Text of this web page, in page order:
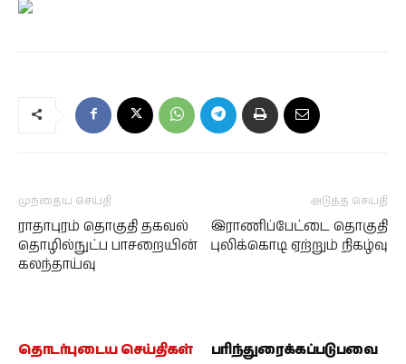
முந்தைய செய்தி
ராதாபுரம் தொகுதி தகவல்
தொழில்நுட்ப பாசறையின்
கலந்தாய்வு
அடுத்த செய்தி
இராணிப்பேட்டை தொகுதி
புலிக்கொடி ஏற்றும் நிகழ்வு
தொடர்புடைய செய்திகள் பரிந்துரைக்கப்படுபவை